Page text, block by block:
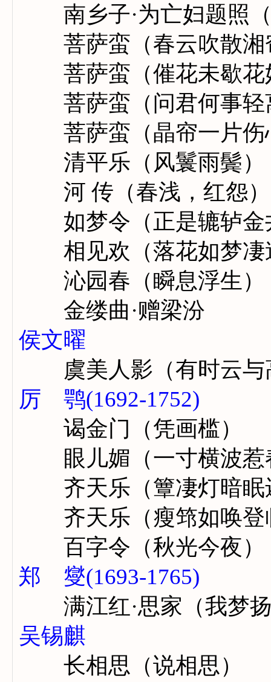
南乡子·为亡妇题照（
菩萨蛮（春云吹散湘
菩萨蛮（催花未歇花
菩萨蛮（问君何事轻
菩萨蛮（晶帘一片伤
清平乐（风鬟雨鬓）
河 传（春浅，红怨）
如梦令（正是辘轳金
相见欢（落花如梦凄
沁园春（瞬息浮生）
金缕曲·赠梁汾
侯文曜
虞美人影（有时云与
厉 鹗(1692-1752)
谒金门（凭画槛）
眼儿媚（一寸横波惹
齐天乐（簟凄灯暗眠
齐天乐（瘦筇如唤登
百字令（秋光今夜）
郑 燮(1693-1765)
满江红·思家（我梦
吴锡麒
长相思（说相思）